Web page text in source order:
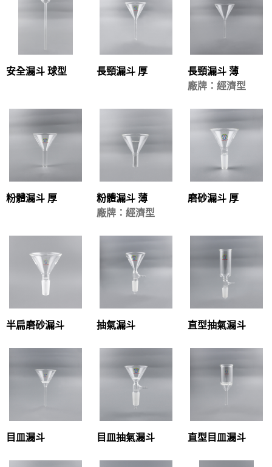
安全漏斗 球型 長頸漏斗 厚
長頸漏斗 薄
廠牌：經濟型
粉體漏斗 厚
粉體漏斗 薄
廠牌：經濟型
磨砂漏斗 厚
半扁磨砂漏斗 抽氣漏斗 直型抽氣漏斗
目皿漏斗 目皿抽氣漏斗 直型目皿漏斗